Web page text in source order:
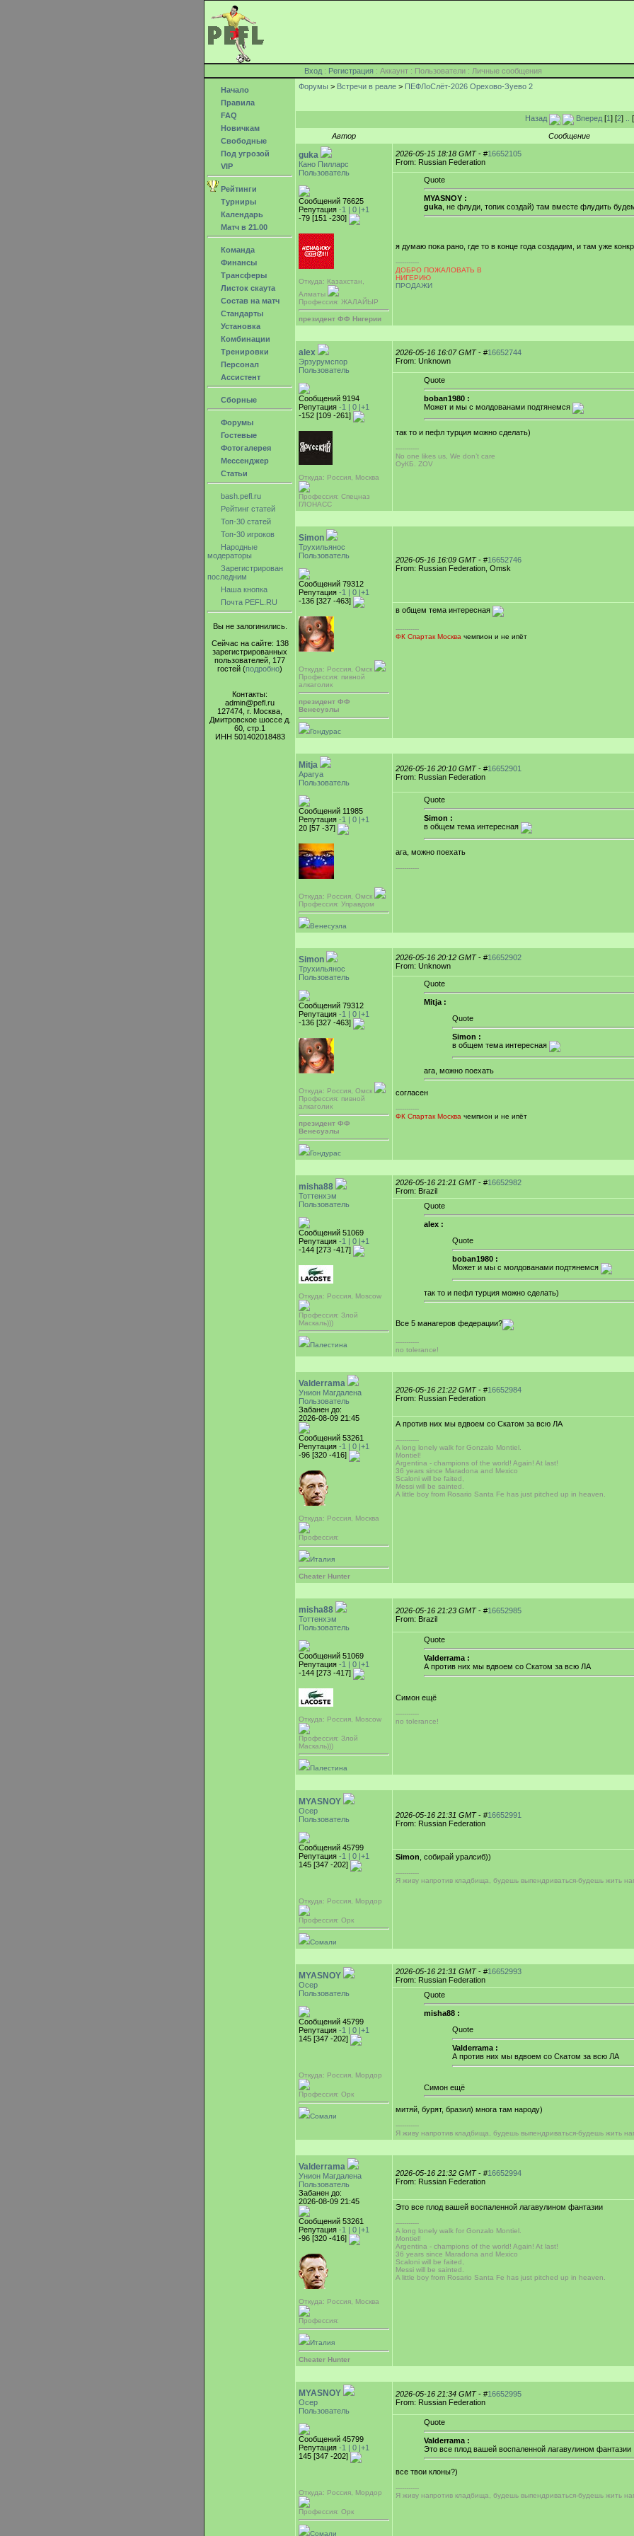
Вход : Регистрация : Аккаунт : Пользователи : Личные сообщения
Начало
Правила
FAQ
Новичкам
Свободные
Под угрозой
VIP
Рейтинги
Турниры
Календарь
Матч в 21.00
Команда
Финансы
Трансферы
Листок скаута
Состав на матч
Стандарты
Установка
Комбинации
Тренировки
Персонал
Ассистент
Сборные
Форумы
Гостевые
Фотогалерея
Мессенджер
Статьи
bash.pefl.ru
Рейтинг статей
Топ-30 статей
Топ-30 игроков
Народные
модераторы
Зарегистрирован
последним
Наша кнопка
Почта PEFL.RU
Вы не залогинились.
Сейчас на сайте: 138
зарегистрированных
пользователей, 177
гостей (подробно)
Контакты:
admin@pefl.ru
127474, г. Москва,
Дмитровское шоссе д.
60, стр.1
ИНН 501402018483
Форумы > Встречи в реале > ПЕФЛоСлёт-2026 Орехово-Зуево 2
Назад Вперед [1] [2] [
Автор Сообщение
guka
Кано Пилларс
Пользователь
Сообщений 76625
Репутация -1 | 0 |+1
-79 [151 -230]
Откуда: Казахстан,
Алматы
Профессия: ЖАЛАЙЫР
президент ФФ Нигерии
2026-05-15 18:18 GMT- #16652105
From: Russian Federation
Quote
MYASNOY :
guka , не флуди, топик создай) там вместе флудить
я думаю пока рано, где то в конце года создадим, и там уже
-----------
ДОБРО ПОЖАЛОВАТЬ В
НИГЕРИЮ
ПРОДАЖИ
alex
Эрзурумспор
Пользователь
Сообщений 9194
Репутация -1 | 0 |+1
-152 [109 -261]
Откуда: Россия, Москва
Профессия: Спецназ
ГЛОНАСС
2026-05-16 16:07 GMT- #16652744
From: Unknown
Quote
boban1980 :
Может и мы с молдованами подтянемся
так то и пефл турция можно сделать)
-----------
No one likes us, We don’t care
ОуКБ. ZOV
Simon
Трухильянос
Пользователь
Сообщений 79312
Репутация -1 | 0 |+1
-136 [327 -463]
Откуда: Россия, Омск
Профессия: пивной
алкаголик
президент ФФ
Венесуэлы
Гондурас
2026-05-16 16:09 GMT- #16652746
From: Russian Federation, Omsk
в общем тема интересная
-----------
ФК Спартак Москва чемпион и не ипёт
Mitja
Арагуа
Пользователь
Сообщений 11985
Репутация -1 | 0 |+1
20 [57 -37]
Откуда: Россия, Омск
Профессия: Управдом
Венесуэла
2026-05-16 20:10 GMT- #16652901
From: Russian Federation
Quote
Simon :
в общем тема интересная
ага, можно поехать
-----------
Simon
Трухильянос
Пользователь
Сообщений 79312
Репутация -1 | 0 |+1
-136 [327 -463]
Откуда: Россия, Омск
Профессия: пивной
алкаголик
президент ФФ
Венесуэлы
Гондурас
2026-05-16 20:12 GMT- #16652902
From: Unknown
Quote
Mitja :
Quote
Simon :
в общем тема интересная
ага, можно поехать
согласен
-----------
ФК Спартак Москва чемпион и не ипёт
misha88
Тоттенхэм
Пользователь
Сообщений 51069
Репутация -1 | 0 |+1
-144 [273 -417]
Откуда: Россия, Moscow
Профессия: Злой
Маскаль)))
Палестина
2026-05-16 21:21 GMT- #16652982
From: Brazil
Quote
alex :
Quote
boban1980 :
Может и мы с молдованами подтянемся
так то и пефл турция можно сделать)
Все 5 манагеров федерации?
-----------
no tolerance!
Valderrama
Унион Магдалена
Пользователь
Забанен до:
2026-08-09 21:45
Сообщений 53261
Репутация -1 | 0 |+1
-96 [320 -416]
Откуда: Россия, Москва
Профессия:
Италия
Cheater Hunter
2026-05-16 21:22 GMT- #16652984
From: Russian Federation
А против них мы вдвоем со Скатом за всю ЛА
-----------
A long lonely walk for Gonzalo Montiel.
Montiel!
Argentina - champions of the world! Again! At last!
36 years since Maradona and Mexico
Scaloni will be faited,
Messi will be sainted.
A little boy from Rosario Santa Fe has just pitched up in heaven.
misha88
Тоттенхэм
Пользователь
Сообщений 51069
Репутация -1 | 0 |+1
-144 [273 -417]
Откуда: Россия, Moscow
Профессия: Злой
Маскаль)))
Палестина
2026-05-16 21:23 GMT- #16652985
From: Brazil
Quote
Valderrama :
А против них мы вдвоем со Скатом за всю ЛА
Симон ещё
-----------
no tolerance!
MYASNOY
Осер
Пользователь
Сообщений 45799
Репутация -1 | 0 |+1
145 [347 -202]
Откуда: Россия, Мордор
Профессия: Орк
Сомали
2026-05-16 21:31 GMT- #16652991
From: Russian Federation
Simon , собирай уралсиб))
-----------
Я живу напротив кладбища, будешь выпендриваться-будешь жить
MYASNOY
Осер
Пользователь
Сообщений 45799
Репутация -1 | 0 |+1
145 [347 -202]
Откуда: Россия, Мордор
Профессия: Орк
Сомали
2026-05-16 21:31 GMT- #16652993
From: Russian Federation
Quote
misha88 :
Quote
Valderrama :
А против них мы вдвоем со Скатом за всю ЛА
Симон ещё
митяй, бурят, бразил) многа там народу)
-----------
Я живу напротив кладбища, будешь выпендриваться-будешь жить
Valderrama
Унион Магдалена
Пользователь
Забанен до:
2026-08-09 21:45
Сообщений 53261
Репутация -1 | 0 |+1
-96 [320 -416]
Откуда: Россия, Москва
Профессия:
Италия
Cheater Hunter
2026-05-16 21:32 GMT- #16652994
From: Russian Federation
Это все плод вашей воспаленной лагавулином фантазии
-----------
A long lonely walk for Gonzalo Montiel.
Montiel!
Argentina - champions of the world! Again! At last!
36 years since Maradona and Mexico
Scaloni will be faited,
Messi will be sainted.
A little boy from Rosario Santa Fe has just pitched up in heaven.
MYASNOY
Осер
Пользователь
Сообщений 45799
Репутация -1 | 0 |+1
145 [347 -202]
Откуда: Россия, Мордор
Профессия: Орк
Сомали
2026-05-16 21:34 GMT- #16652995
From: Russian Federation
Quote
Valderrama :
Это все плод вашей воспаленной лагавулином фантазии
все твои клоны?)
-----------
Я живу напротив кладбища, будешь выпендриваться-будешь жить